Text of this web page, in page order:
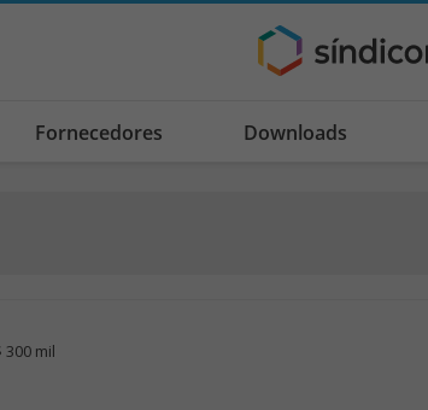
Fornecedores Downloads
300 mil